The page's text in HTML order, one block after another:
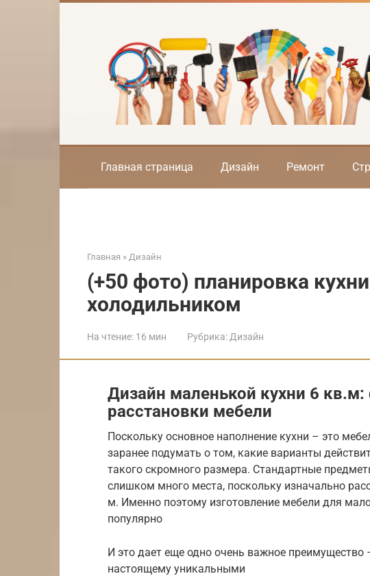
Главная страница Дизайн Ремонт
Главная » Дизайн
(+50 фото) планировка
холодильником
На чтение: 16 мин Рубрика: Дизайн
Дизайн маленькой кухни 6
расстановки мебели
Поскольку основное наполнение кухни – это
заранее подумать о том, какие варианты
такого скромного размера. Стандартные
слишком много места, поскольку изначально
м. Именно поэтому изготовление мебели для
популярно
И это дает еще одно очень важное преимущество
настоящему уникальными